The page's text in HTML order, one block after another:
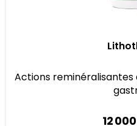
Actions reminéralisantes
12